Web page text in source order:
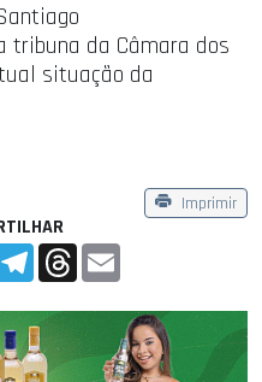
tribuna da Câmara dos
situação da
Imprimir
TelegramThreads